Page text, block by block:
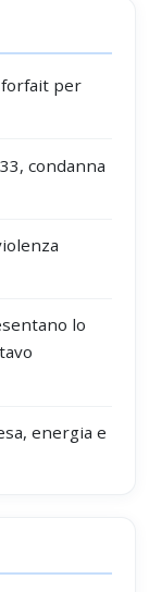
forfait per
condanna
lo
energia e